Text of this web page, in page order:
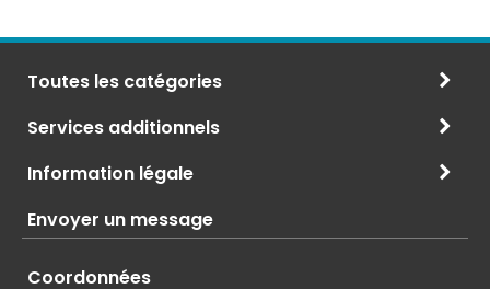
Toutes les catégories
Services additionnels
Information légale
Envoyer un message
Coordonnées